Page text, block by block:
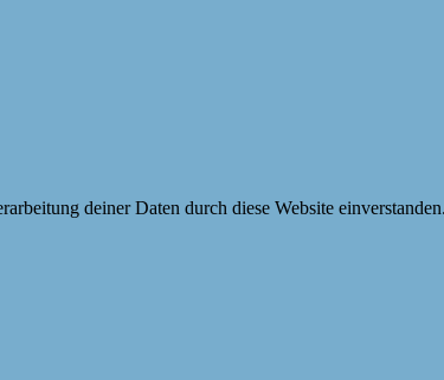
deiner Daten durch diese Website